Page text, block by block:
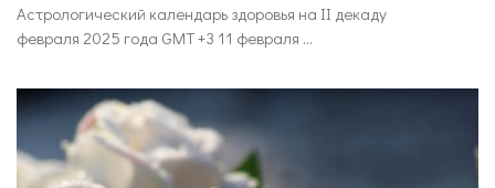
Астрологический календарь здоровья на II декаду
февраля 2025 года GMT +3 11 февраля ...